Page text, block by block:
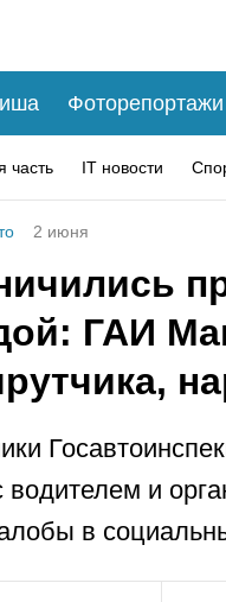
Фоторепортажи
часть IT новости
2 июня
ГАИ
водителем и
в